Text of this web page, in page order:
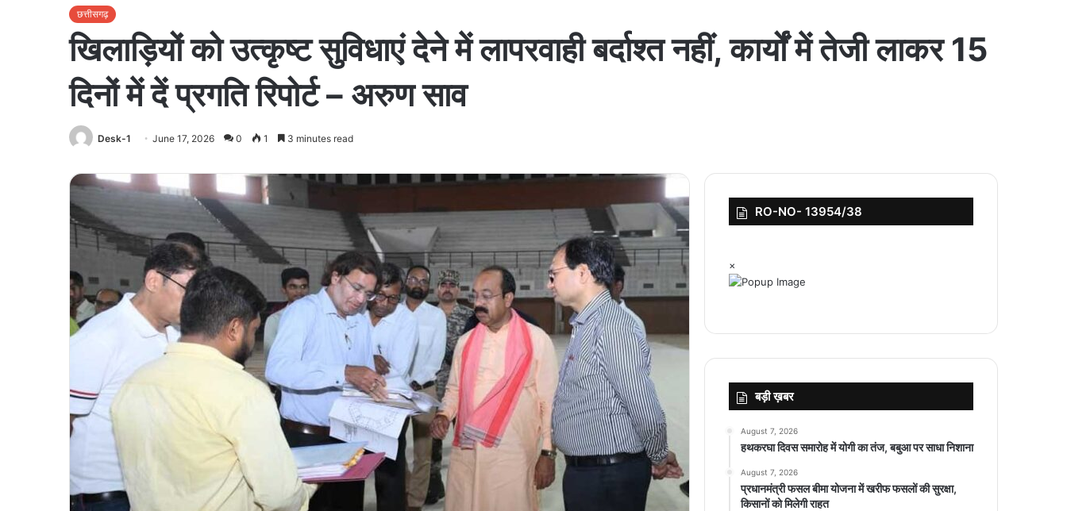
छत्तीसगढ़
खिलाड़ियों को उत्कृष्ट सुविधाएं देने में लापरवाही बर्दाश्त नहीं, कार्यों में तेजी लाकर 15
दिनों में दें प्रगति रिपोर्ट – अरुण साव
Desk-1 June 17, 2026 0 1 3 minutes read
RO-NO- 13954/38
×
बड़ी ख़बर
August 7, 2026
हथकरघा दिवस समारोह में योगी का तंज, बबुआ पर साधा निशाना
August 7, 2026
प्रधानमंत्री फसल बीमा योजना में खरीफ फसलों की सुरक्षा,
किसानों को मिलेगी राहत